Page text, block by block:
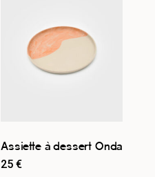
Assiette à dessert Onda
25 €